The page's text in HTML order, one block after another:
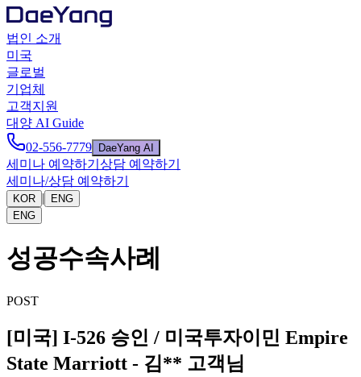
법인 소개
미국
글로벌
기업체
고객지원
대양 AI Guide
02-556-7779
DaeYang AI
세미나 예약하기 상담 예약하기
세미나/상담 예약하기
KOR |
ENG
ENG
성공수속사례
POST
[미국] I-526 승인 / 미국투자이민 Empire
State Marriott - 김** 고객님